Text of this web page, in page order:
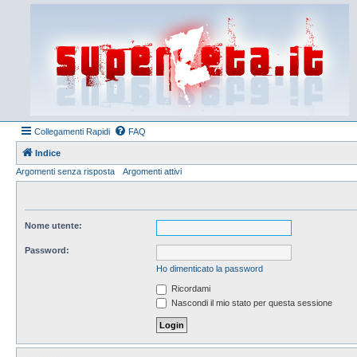
Collegamenti Rapidi FAQ
Indice
Argomenti senza risposta
Argomenti attivi
Nome utente:
Password:
Ho dimenticato la password
Ricordami
Nascondi il mio stato per questa sessione